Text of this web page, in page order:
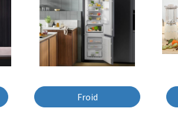
Froid